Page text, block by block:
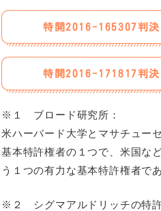
特開2016-165307判決
特開2016-171817判決
※１ ブロード研究所：
米ハーバード大学とマサチュー
基本特許権者の１つで、米国な
う１つの有力な基本特許権者で
※２ シグマアルドリッチの特許